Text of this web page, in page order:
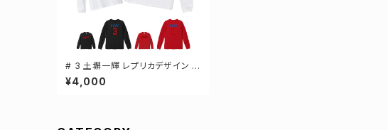
# 3 土塀一輝 レプリカデザイン 3
カラー 選手還元 長袖Tシャツ S-
XXLサイズ 501101
¥4,000